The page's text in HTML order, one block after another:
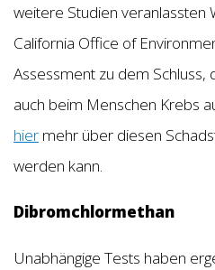
weitere Studien veranlassten
California Office of
Assessment zu dem Schluss,
auch beim Menschen Krebs
hier mehr über diesen
werden kann.
Dibromchlormethan
Unabhängige Tests haben